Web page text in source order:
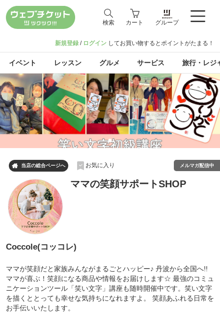
検索 カート グループ
新規登録 / ログイン してお買い物するとポイントがたまる！
イベント レッスン グルメ サービス 旅行・レジ
 当店の総合ページへ お気に入り メルマガ配信中
ママの笑顔サポートSHOP
Coccole(コッコレ)
ママが笑顔だと家族みんながまるごとハッピー♪ 丹波から全国へ!!
ママが喜ぶ！笑顔になる商品や情報をお届けします☆ 最強のコミュ
ニケーションツール「笑い文字」講座も随時開催中です。笑い文字
を描くととっても幸せな気持ちになれますよ。 笑顔あふれる日常を
お手伝いいたします。